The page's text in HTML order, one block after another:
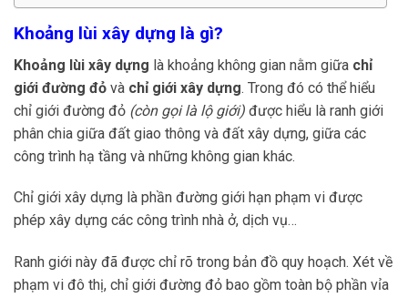
Khoảng lùi xây dựng là gì?
Khoảng lùi xây dựng là khoảng không gian nằm giữa chỉ
giới đường đỏ và chỉ giới xây dựng. Trong đó có thể hiểu
chỉ giới đường đỏ (còn gọi là lộ giới) được hiểu là ranh giới
phân chia giữa đất giao thông và đất xây dựng, giữa các
công trình hạ tầng và những không gian khác.
Chỉ giới xây dựng là phần đường giới hạn phạm vi được
phép xây dựng các công trình nhà ở, dịch vụ…
Ranh giới này đã được chỉ rõ trong bản đồ quy hoạch. Xét về
phạm vi đô thị, chỉ giới đường đỏ bao gồm toàn bộ phần vỉa